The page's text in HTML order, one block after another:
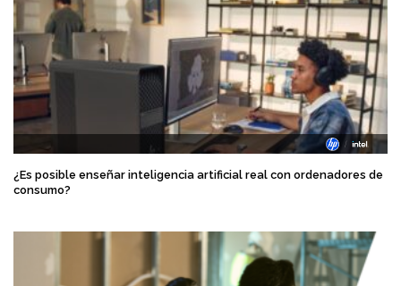
¿Es posible enseñar inteligencia artificial real con ordenadores de
consumo?